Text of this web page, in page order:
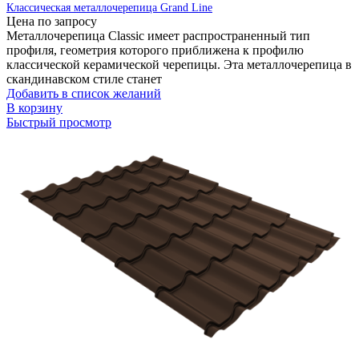
Классическая металлочерепица Grand Line
Цена по запросу
Металлочерепица Classic имеет распространенный тип
профиля, геометрия которого приближена к профилю
классической керамической черепицы. Эта металлочерепица в
скандинавском стиле станет
Добавить в список желаний
В корзину
Быстрый просмотр